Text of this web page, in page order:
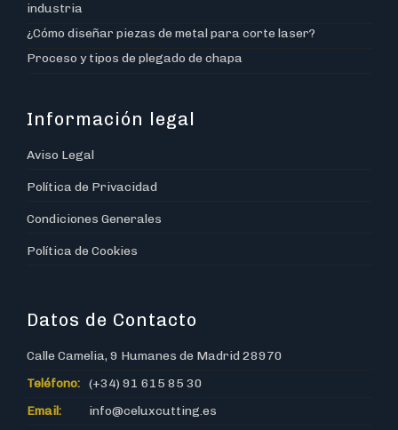
industria
¿Cómo diseñar piezas de metal para corte laser?
Proceso y tipos de plegado de chapa
Información legal
Aviso Legal
Política de Privacidad
Condiciones Generales
Política de Cookies
Datos de Contacto
Calle Camelia, 9 Humanes de Madrid 28970
Teléfono: (+34) 91 615 85 30
Email:
info@celuxcutting.es